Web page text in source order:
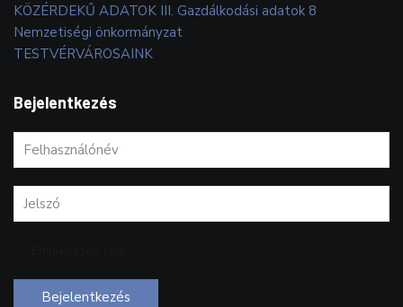
KÖZÉRDEKŰ ADATOK III. Gazdálkodási adatok 8
Nemzetiségi önkormányzat
TESTVÉRVÁROSAINK
Bejelentkezés
Bejelentkezés